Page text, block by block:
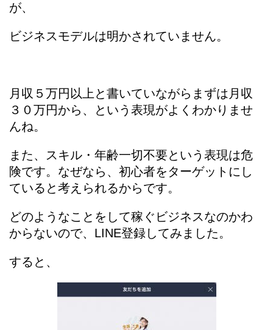
が、
ビジネスモデルは明かされていません。
月収５万円以上と書いていながらまずは月収
３０万円から、という表現がよくわかりませ
んね。
また、スキル・年齢一切不要という表現は危
険です。なぜなら、初心者をターゲットにし
ていると考えられるからです。
どのようなことをして稼ぐビジネスなのかわ
からないので、LINE登録してみました。
すると、